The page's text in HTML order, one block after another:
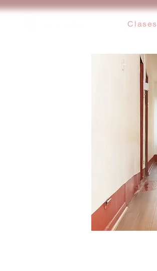
Clases